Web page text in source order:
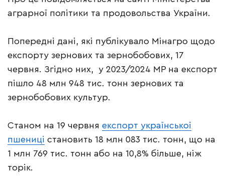
аграрної політики та продовольства України.
Попередні дані, які публікувало Мінагро щодо
експорту зернових та зернобобових, 17
червня. Згідно них, у 2023/2024 МР на експорт
пішло 48 млн 948 тис. тонн зернових та
зернобобових культур.
Станом на 19 червня експорт української
пшениці становить 18 млн 083 тис. тонн, що на
1 млн 769 тис. тонн або на 10,8% більше, ніж
торік.